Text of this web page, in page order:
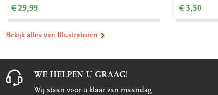
€ 29,99 € 3,50
Bekijk alles van Illustratoren
WE HELPEN U GRAAG!
Wij staan voor u klaar van maandag